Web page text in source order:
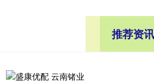
推荐资讯